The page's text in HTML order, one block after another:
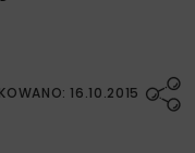
16.10.2015